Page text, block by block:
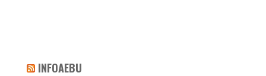
INFOAEBU